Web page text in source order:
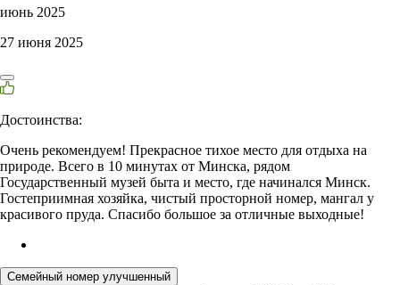
июнь 2025
27 июня 2025
Достоинства:
Очень рекомендуем! Прекрасное тихое место для отдыха на
природе. Всего в 10 минутах от Минска, рядом
Государственный музей быта и место, где начинался Минск.
Гостеприимная хозяйка, чистый просторной номер, мангал у
красивого пруда. Спасибо большое за отличные выходные!
Семейный номер улучшенный